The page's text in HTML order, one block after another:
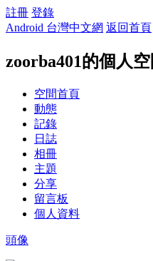
註冊 登錄
Android 台灣中文網 返回首頁
zoorba401的個人空
空間首頁
動態
記錄
日誌
相冊
主題
分享
留言板
個人資料
頭像